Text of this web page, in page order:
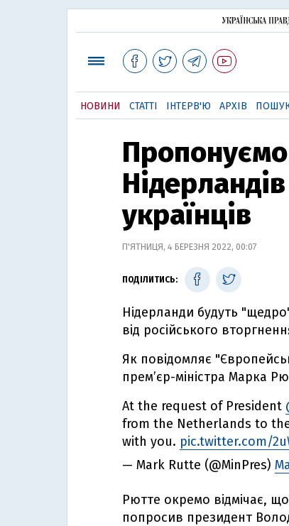
НОВИНИ СТАТТІ ІНТЕРВ'Ю АРХІВ
українців
П'ЯТНИЦЯ, 4 БЕРЕЗНЯ 2022, 00:07
ПОДІЛИТИСЬ:
Нідерланди будуть
від російського
Як повідомляє
прем’єр-міністра Марка
At the request of President
from the Netherlands to
with you. pic.twitter.com/
— Mark Rutte (@MinPres)
Рютте окремо відмічає,
попросив президент